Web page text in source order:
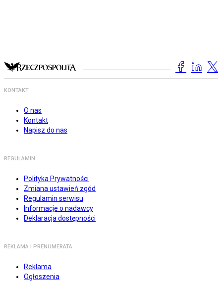
KONTAKT
O nas
Kontakt
Napisz do nas
REGULAMIN
Polityka Prywatności
Zmiana ustawień zgód
Regulamin serwisu
Informacje o nadawcy
Deklaracja dostępności
REKLAMA I PRENUMERATA
Reklama
Ogłoszenia